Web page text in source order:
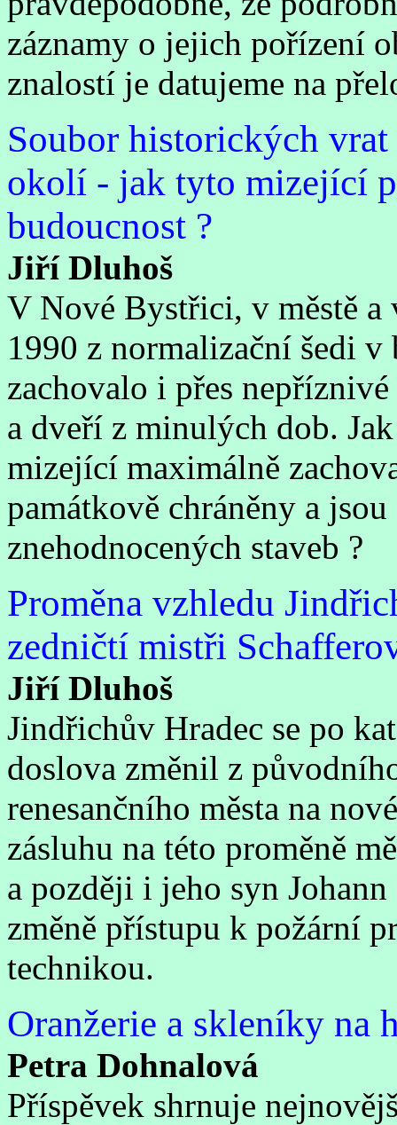
záznamy o jejich pořízení
znalostí je datujeme na
Soubor historických
okolí - jak tyto mizející
budoucnost ?
Jiří Dluhoš
V Nové Bystřici, v městě a
1990 z normalizační šedi
zachovalo i přes
a dveří z minulých dob.
mizející maximálně
památkově chráněny a
znehodnocených staveb ?
Proměna vzhledu
zedničtí mistři
Jiří Dluhoš
Jindřichův Hradec se po
doslova změnil z
renesančního města na
zásluhu na této proměně
a později i jeho syn
změně přístupu k požární
technikou.
Oranžerie a skleníky na
Petra Dohnalová
Příspěvek shrnuje